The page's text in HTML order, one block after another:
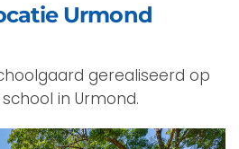
Urmond
gerealiseerd op
in Urmond.